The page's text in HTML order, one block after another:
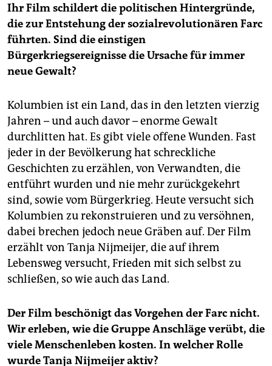
Ihr Film schildert die politischen Hintergründe,
die zur Entstehung der sozialrevolutionären Farc
führten. Sind die einstigen
Bürgerkriegsereignisse die Ursache für immer
neue Gewalt?
Kolumbien ist ein Land, das in den letzten vierzig
Jahren – und auch davor – enorme Gewalt
durchlitten hat. Es gibt viele offene Wunden. Fast
jeder in der Bevölkerung hat schreckliche
Geschichten zu erzählen, von Verwandten, die
entführt wurden und nie mehr zurückgekehrt
sind, sowie vom Bürgerkrieg. Heute versucht sich
Kolumbien zu rekonstruieren und zu versöhnen,
dabei brechen jedoch neue Gräben auf. Der Film
erzählt von Tanja Nijmeijer, die auf ihrem
Lebensweg versucht, Frieden mit sich selbst zu
schließen, so wie auch das Land.
Der Film beschönigt das Vorgehen der Farc nicht.
Wir erleben, wie die Gruppe Anschläge verübt, die
viele Menschenleben kosten. In welcher Rolle
wurde Tanja Nijmeijer aktiv?